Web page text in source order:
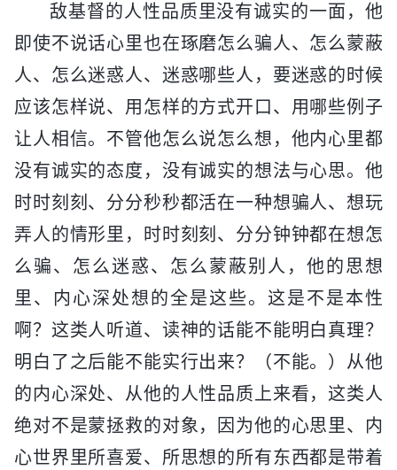
敌基督的人性品质里没有诚实的一面，他
即使不说话心里也在琢磨怎么骗人、怎么蒙蔽
人、怎么迷惑人、迷惑哪些人，要迷惑的时候
应该怎样说、用怎样的方式开口、用哪些例子
让人相信。不管他怎么说怎么想，他内心里都
没有诚实的态度，没有诚实的想法与心思。他
时时刻刻、分分秒秒都活在一种想骗人、想玩
弄人的情形里，时时刻刻、分分钟钟都在想怎
么骗、怎么迷惑、怎么蒙蔽别人，他的思想
里、内心深处想的全是这些。这是不是本性
啊？这类人听道、读神的话能不能明白真理？
明白了之后能不能实行出来？（不能。）从他
的内心深处、从他的人性品质上来看，这类人
绝对不是蒙拯救的对象，因为他的心思里、内
心世界里所喜爱、所思想的所有东西都是带着